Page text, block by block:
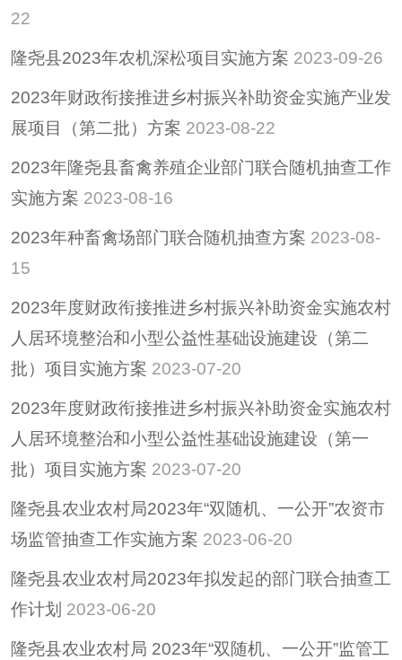
助企纾困
社会救助
养老服务
减税降费
22
隆尧县2023年农机深松项目实施方案 2023-09-26
2023年财政衔接推进乡村振兴补助资金实施产业发
展项目（第二批）方案 2023-08-22
2023年隆尧县畜禽养殖企业部门联合随机抽查工作
实施方案 2023-08-16
2023年种畜禽场部门联合随机抽查方案 2023-08-
15
2023年度财政衔接推进乡村振兴补助资金实施农村
人居环境整治和小型公益性基础设施建设（第二
批）项目实施方案 2023-07-20
2023年度财政衔接推进乡村振兴补助资金实施农村
人居环境整治和小型公益性基础设施建设（第一
批）项目实施方案 2023-07-20
隆尧县农业农村局2023年“双随机、一公开”农资市
场监管抽查工作实施方案 2023-06-20
隆尧县农业农村局2023年拟发起的部门联合抽查工
作计划 2023-06-20
隆尧县农业农村局 2023年“双随机、一公开”监管工